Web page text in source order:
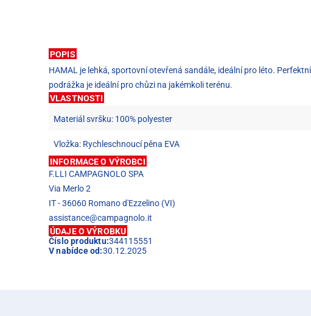
POPIS
HAMAL je lehká, sportovní otevřená sandále, ideální pro léto.
podrážka je ideální pro chůzi na jakémkoli terénu.
VLASTNOSTI
Materiál svršku: 100% polyester
Vložka: Rychleschnoucí pěna EVA
INFORMACE O VÝROBCI
F.LLI CAMPAGNOLO SPA
Via Merlo 2
IT - 36060 Romano d'Ezzelino (VI)
assistance@campagnolo.it
ÚDAJE O VÝROBKU
Číslo produktu:344115551
V nabídce od:30.12.2025